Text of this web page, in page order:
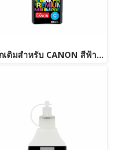
หมึกเติมสำหรับ CANON สีฟ้า 500 ml. โคแมกซ์